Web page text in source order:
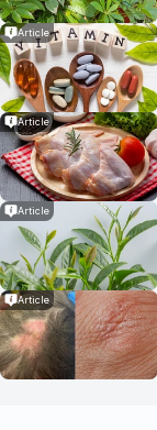
Article
Article
Article
Article